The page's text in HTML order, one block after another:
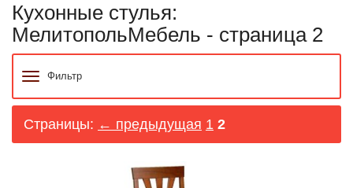
Кухонные стулья:
МелитопольМебель - страница 2
Фильтр
Страницы: ← предыдущая 1 2